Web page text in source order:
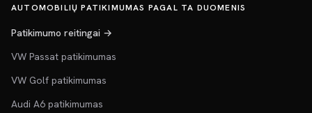
AUTOMOBILIŲ PATIKIMUMAS PAGAL TA DUOMENIS
Patikimumo reitingai →
VW Passat patikimumas
VW Golf patikimumas
Audi A6 patikimumas